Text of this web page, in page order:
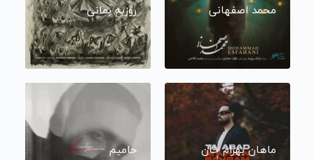
محمد اصفهانی روزبه بمانی
ماهان بهرام خان حامیم